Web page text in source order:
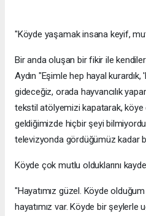
"Köyde yaşamak insana keyif,
Bir anda oluşan bir fikir ile
Aydın "Eşimle hep hayal
gideceğiz, orada hayvancılık
tekstil atölyemizi kapatarak, köye
geldiğimizde hiçbir şeyi
televizyonda gördüğümüz kadar
Köyde çok mutlu olduklarını
"Hayatımız güzel. Köyde
hayatımız var. Köyde bir şeylerle